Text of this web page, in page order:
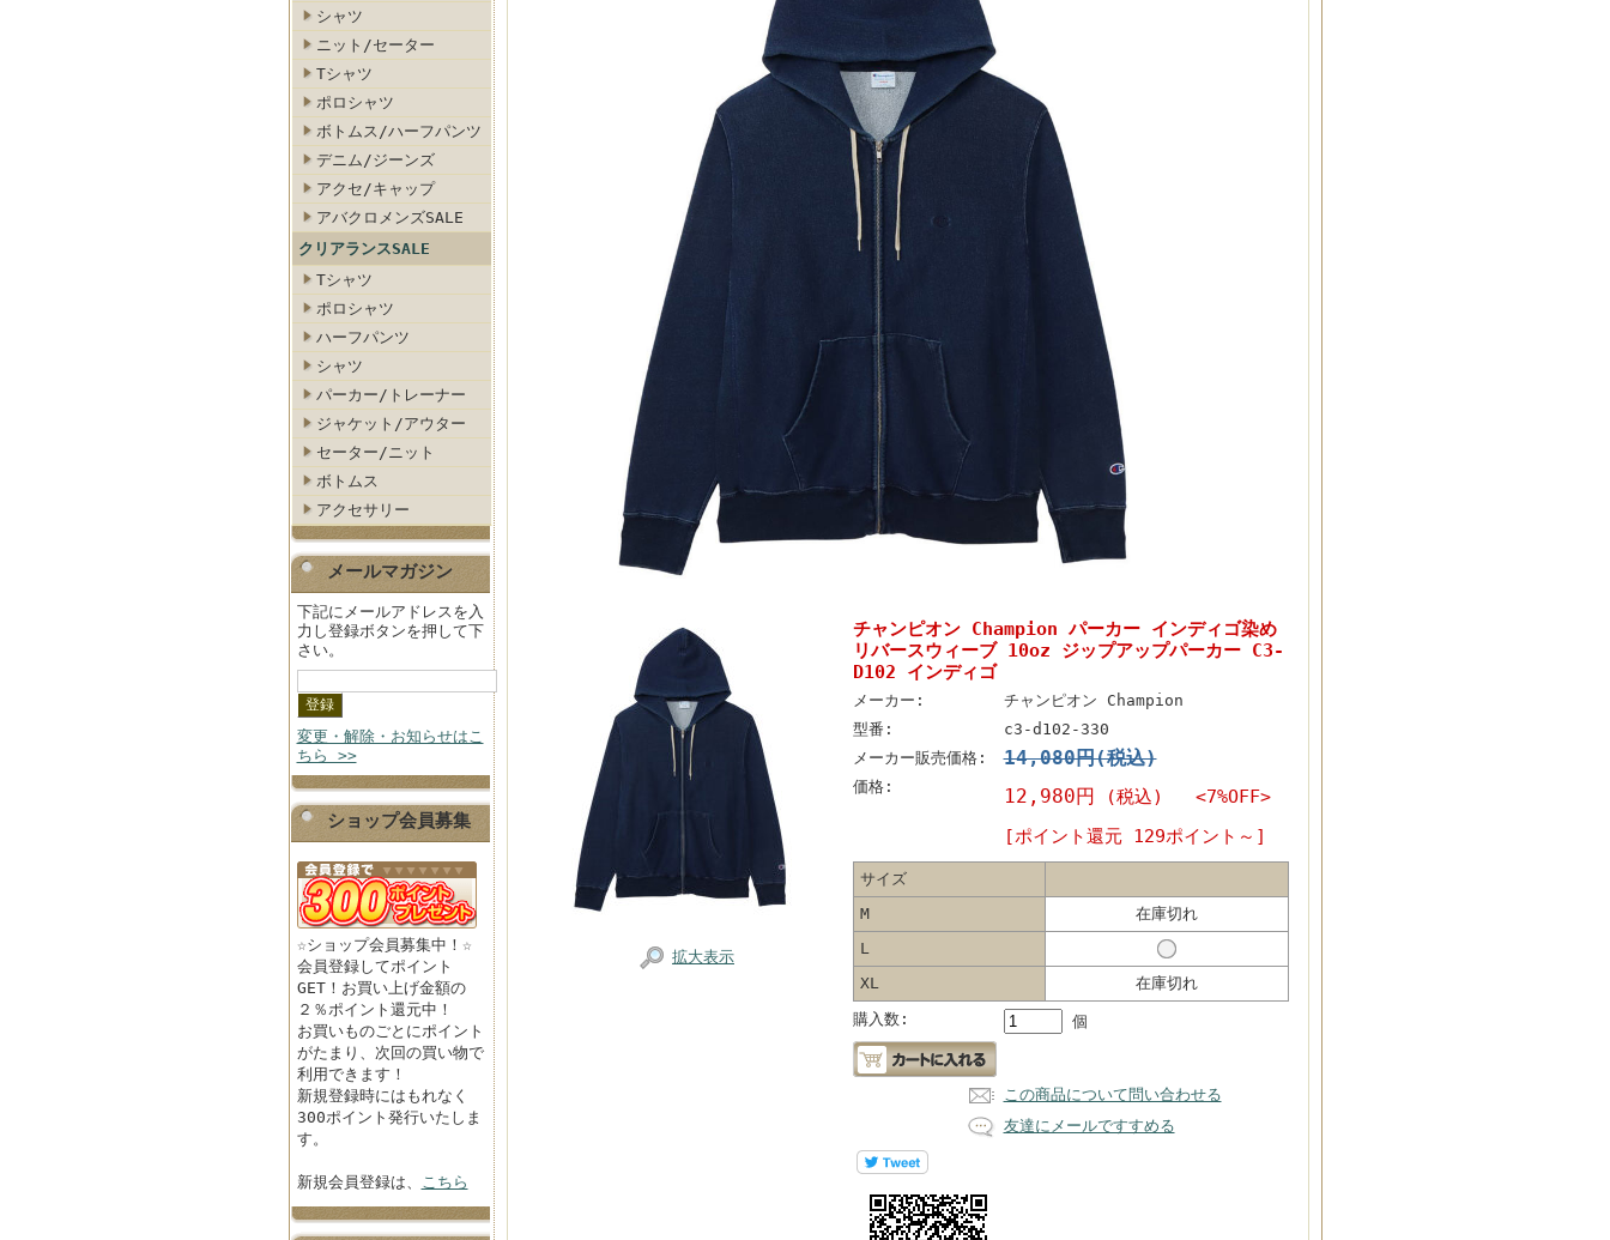
シャツ
ニット/セーター
Tシャツ
ポロシャツ
ボトムス/ハーフパンツ
デニム/ジーンズ
アクセ/キャップ
アバクロメンズSALE
クリアランスSALE
Tシャツ
ポロシャツ
ハーフパンツ
シャツ
パーカー/トレーナー
ジャケット/アウター
セーター/ニット
ボトムス
アクセサリー
メールマガジン
下記にメールアドレスを入
力し登録ボタンを押して下
さい。
変更・解除・お知らせはこ
ちら >>
ショップ会員募集
☆ショップ会員募集中！☆
会員登録してポイント
GET！お買い上げ金額の
２％ポイント還元中！
お買いものごとにポイント
がたまり、次回の買い物で
利用できます！
新規登録時にはもれなく
300ポイント発行いたしま
す。
新規会員登録は、 こちら
拡大表示
チャンピオン Champion パーカー インディゴ染め
リバースウィーブ 10oz ジップアップパーカー C3-
D102 インディゴ
メーカー:
チャンピオン Champion
型番:
c3-d102-330
メーカー販売価格:
14,080円(税込)
価格: 12,980円 (税込) <7%OFF>
[ポイント還元 129ポイント～]
サイズ
M
在庫切れ
L
XL
在庫切れ
購入数:
個
この商品について問い合わせる
友達にメールですすめる